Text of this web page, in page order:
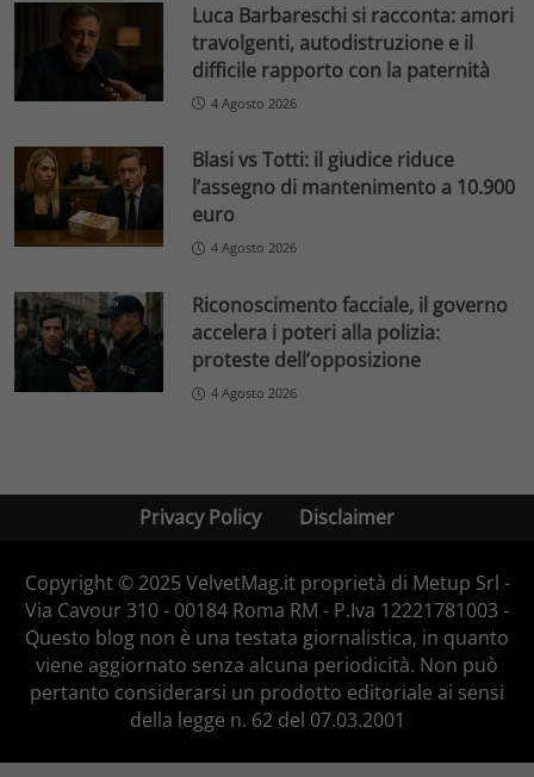
Luca Barbareschi si racconta: amori
travolgenti, autodistruzione e il
difficile rapporto con la paternità
4 Agosto 2026
Blasi vs Totti: il giudice riduce
l’assegno di mantenimento a 10.900
euro
4 Agosto 2026
Riconoscimento facciale, il governo
accelera i poteri alla polizia:
proteste dell’opposizione
4 Agosto 2026
Privacy Policy Disclaimer
Copyright © 2025 VelvetMag.it proprietà di Metup Srl -
Via Cavour 310 - 00184 Roma RM - P.Iva 12221781003 -
Questo blog non è una testata giornalistica, in quanto
viene aggiornato senza alcuna periodicità. Non può
pertanto considerarsi un prodotto editoriale ai sensi
della legge n. 62 del 07.03.2001